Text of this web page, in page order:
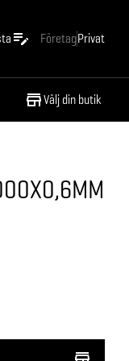
FöretagPrivat
Välj din butik